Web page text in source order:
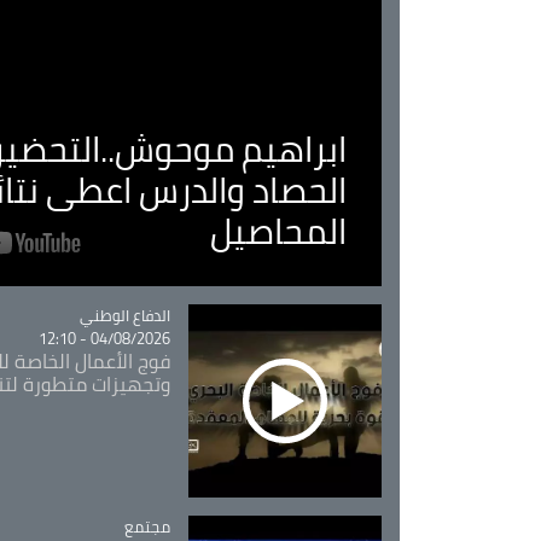
ابراهيم
الحصاد والدرس اعطى
المحاصيل
Catégorie
الدفاع الوطني
04/08/2026 - 12:10
فوج الأعمال الخاصة
وتجهيزات متطورة
Catégorie
مجتمع